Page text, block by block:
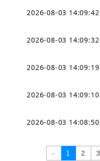
2026-08-03 14:09:42
2026-08-03 14:09:32
2026-08-03 14:09:19
2026-08-03 14:09:10
2026-08-03 14:08:50
« 1 2 3